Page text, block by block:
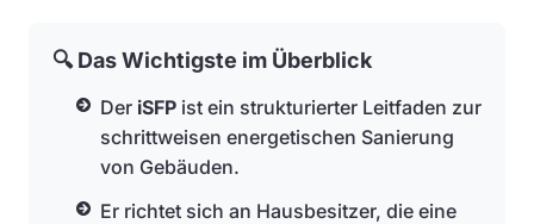
🔍 Das Wichtigste im Überblick
Der iSFP ist ein strukturierter Leitfaden zur
schrittweisen energetischen Sanierung
von Gebäuden.
Er richtet sich an Hausbesitzer, die eine